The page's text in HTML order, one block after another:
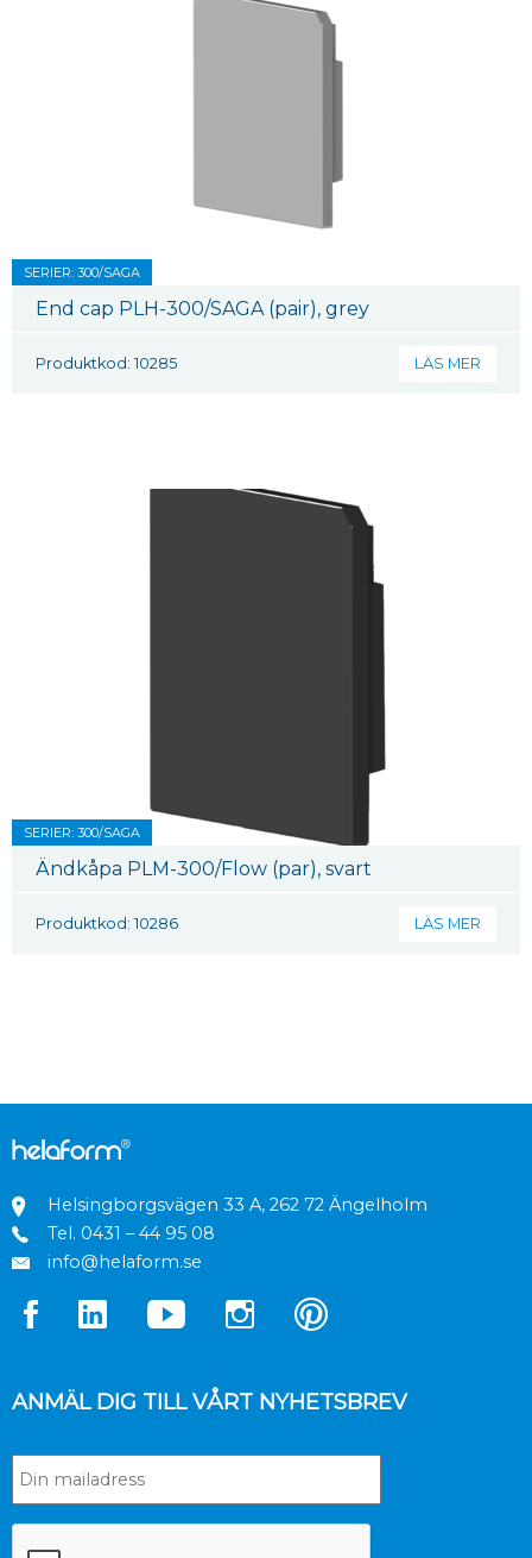
SERIER: 300/SAGA
End cap PLH-300/SAGA (pair), grey
Produktkod: 10285 LÄS MER
SERIER: 300/SAGA
Ändkåpa PLM-300/Flow (par), svart
Produktkod: 10286 LÄS MER
Helsingborgsvägen 33 A, 262 72 Ängelholm
Tel. 0431 – 44 95 08
info@helaform.se
ANMÄL DIG TILL VÅRT NYHETSBREV